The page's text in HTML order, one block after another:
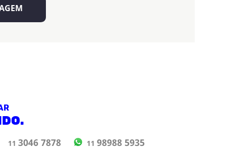
11 3046 7878 11 98988 5935